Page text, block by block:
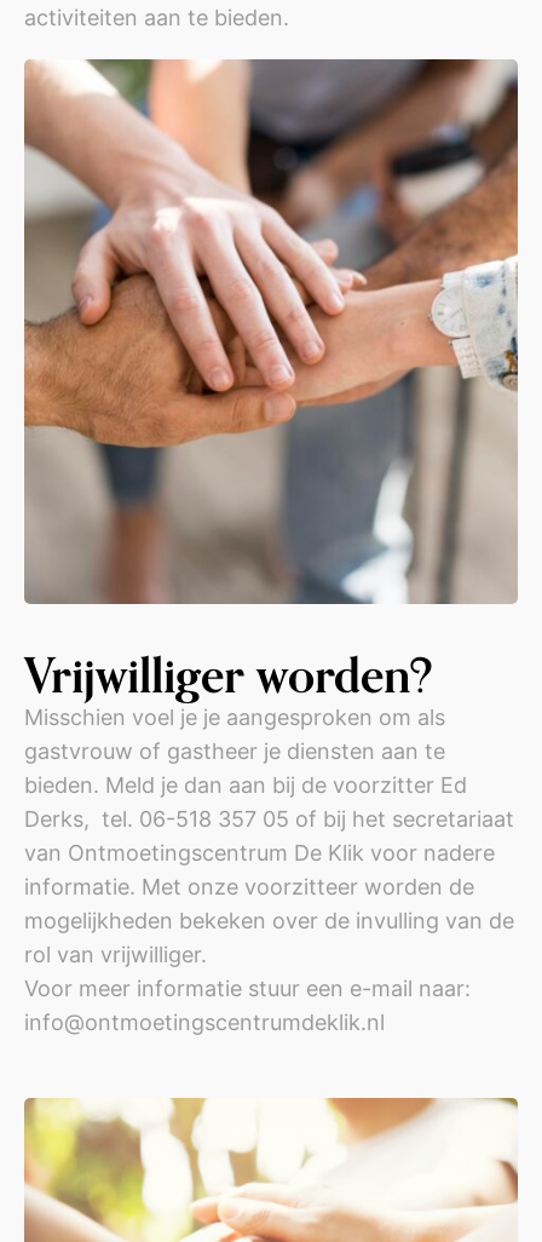
activiteiten aan te bieden.
Vrijwilliger worden?
Misschien voel je je aangesproken om als
gastvrouw of gastheer je diensten aan te
bieden. Meld je dan aan bij de voorzitter Ed
Derks, tel. 06-518 357 05 of bij het secretariaat
van Ontmoetingscentrum De Klik voor nadere
informatie. Met onze voorzitteer worden de
mogelijkheden bekeken over de invulling van de
rol van vrijwilliger.
Voor meer informatie stuur een e-mail naar:
info@ontmoetingscentrumdeklik.nl